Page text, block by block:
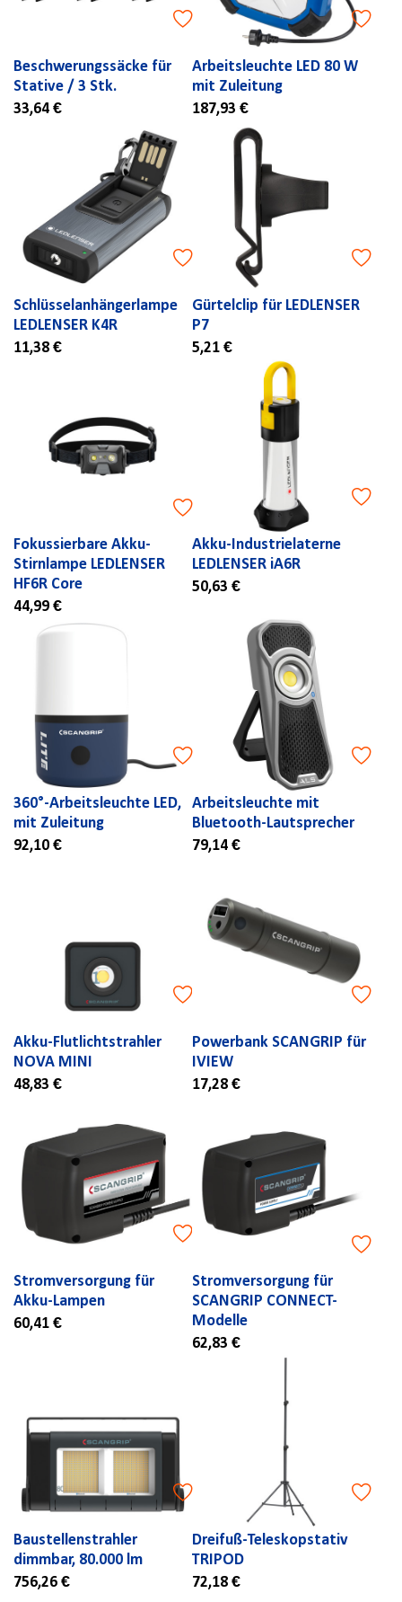
Beschwerungssäcke für
Stative / 3 Stk.
33,64 €
Arbeitsleuchte LED 80 W
mit Zuleitung
187,93 €
Schlüsselanhängerlampe
LEDLENSER K4R
11,38 €
Gürtelclip für LEDLENSER
P7
5,21 €
Fokussierbare Akku-
Stirnlampe LEDLENSER
HF6R Core
44,99 €
Akku-Industrielaterne
LEDLENSER iA6R
50,63 €
360°-Arbeitsleuchte LED,
mit Zuleitung
92,10 €
Arbeitsleuchte mit
Bluetooth-Lautsprecher
79,14 €
Akku-Flutlichtstrahler
NOVA MINI
48,83 €
Powerbank SCANGRIP für
IVIEW
17,28 €
Stromversorgung für
Akku-Lampen
60,41 €
Stromversorgung für
SCANGRIP CONNECT-
Modelle
62,83 €
Baustellenstrahler
dimmbar, 80.000 lm
756,26 €
Dreifuß-Teleskopstativ
TRIPOD
72,18 €